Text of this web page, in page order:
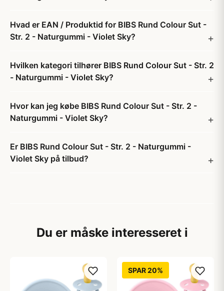
Hvad er EAN / Produktid for BIBS Rund Colour Sut -
Str. 2 - Naturgummi - Violet Sky?
Hvilken kategori tilhører BIBS Rund Colour Sut - Str. 2
- Naturgummi - Violet Sky?
Hvor kan jeg købe BIBS Rund Colour Sut - Str. 2 -
Naturgummi - Violet Sky?
Er BIBS Rund Colour Sut - Str. 2 - Naturgummi -
Violet Sky på tilbud?
Du er måske interesseret i
SPAR 20%